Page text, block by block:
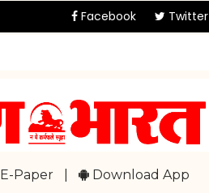
Facebook Twitter
E-Paper Download App